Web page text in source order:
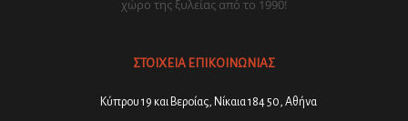
χώρο της ξυλείας από το 1990!
ΣΤΟΙΧΕΙΑ ΕΠΙΚΟΙΝΩΝΙΑΣ
Κύπρου 19 και Βεροίας, Νίκαια 184 50, Αθήνα